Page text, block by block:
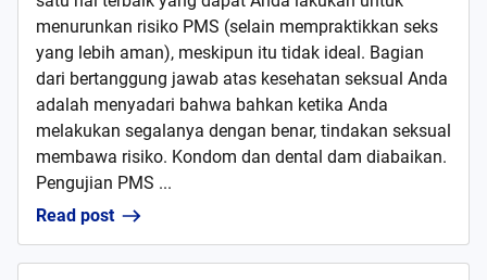
menurunkan risiko PMS (selain mempraktikkan seks
yang lebih aman), meskipun itu tidak ideal. Bagian
dari bertanggung jawab atas kesehatan seksual Anda
adalah menyadari bahwa bahkan ketika Anda
melakukan segalanya dengan benar, tindakan seksual
membawa risiko. Kondom dan dental dam diabaikan.
Pengujian PMS ...
Read post